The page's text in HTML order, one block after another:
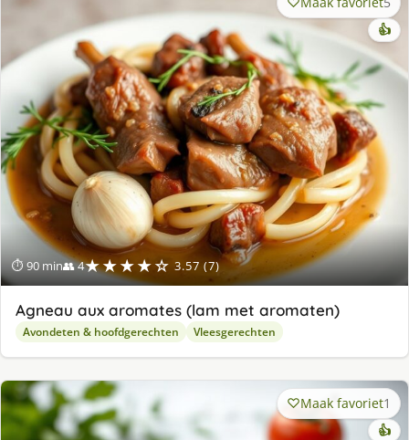
⏱ 90 min👥 4★★★★☆ 3.57 (7)
👍
Agneau aux aromates (lam met aromaten)
Avondeten & hoofdgerechten Vleesgerechten
Maak favoriet1
👍